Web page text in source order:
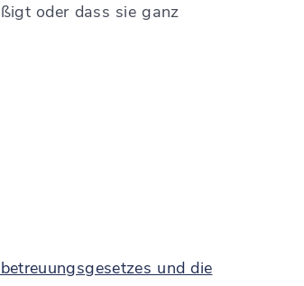
oder dass sie ganz
und die